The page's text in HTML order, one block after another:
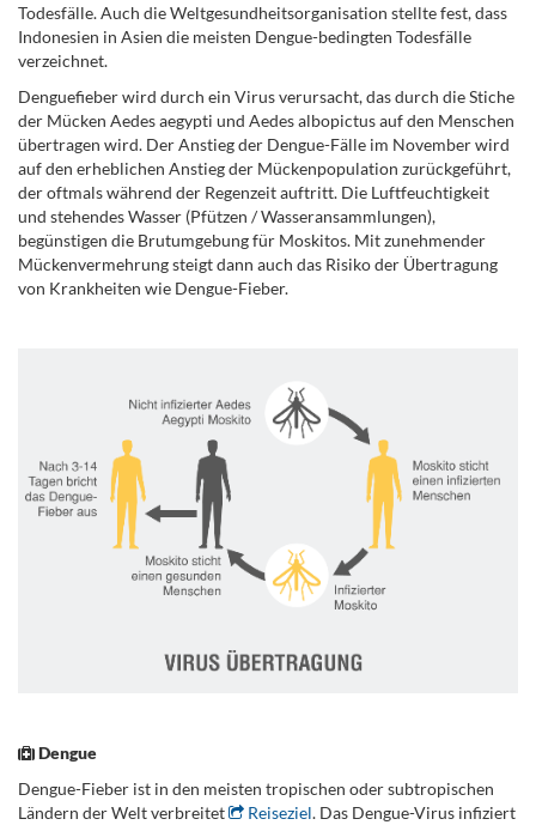
Todesfälle. Auch die Weltgesundheitsorganisation stellte fest, dass
Indonesien in Asien die meisten Dengue-bedingten Todesfälle
verzeichnet.
Denguefieber wird durch ein Virus verursacht, das durch die Stiche
der Mücken Aedes aegypti und Aedes albopictus auf den Menschen
übertragen wird. Der Anstieg der Dengue-Fälle im November wird
auf den erheblichen Anstieg der Mückenpopulation zurückgeführt,
der oftmals während der Regenzeit auftritt. Die Luftfeuchtigkeit
und stehendes Wasser (Pfützen / Wasseransammlungen),
begünstigen die Brutumgebung für Moskitos. Mit zunehmender
Mückenvermehrung steigt dann auch das Risiko der Übertragung
von Krankheiten wie Dengue-Fieber.
Dengue
Dengue-Fieber ist in den meisten tropischen oder subtropischen
Ländern der Welt verbreitet
Reiseziel. Das Dengue-Virus infiziert